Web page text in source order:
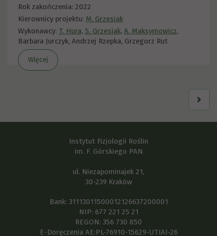
Rok zakończenia: 2022
Kierownicy projektu: M. Grzesiak
Wykonawcy: T. Hura, S. Grzesiak, A. Maksymowicz,
Barbara Jurczyk, Andrzej Rzepka, Grzegorz Rut
Więcej
Instytut Fizjologii Roślin
im. F. Górskiego PAN
ul. Niezapominajek 21,
30-239 Kraków
Bank: 31113011500012126637200001
NIP: 677 221 25 21
REGON: 356 730 850
E-Doręczenia AE:PL-76910-15629-UTIAI-26